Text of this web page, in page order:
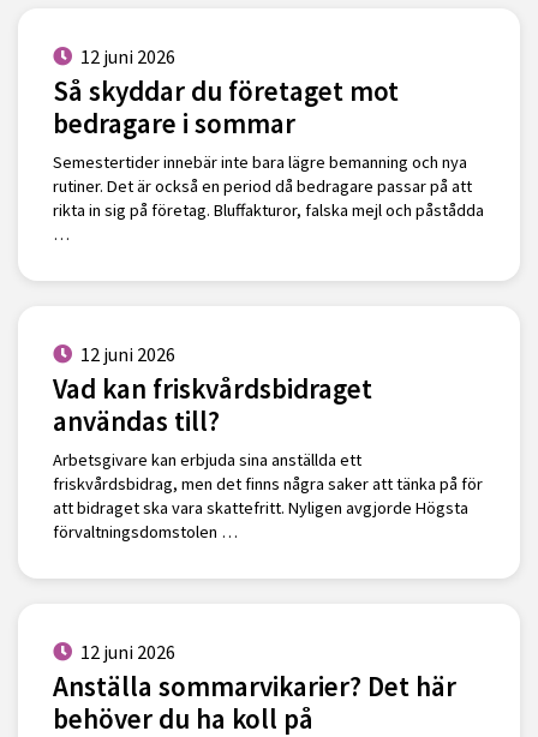
12 juni 2026
Så skyddar du företaget mot
bedragare i sommar
Semestertider innebär inte bara lägre bemanning och nya
rutiner. Det är också en period då bedragare passar på att
rikta in sig på företag. Bluffakturor, falska mejl och påstådda
…
12 juni 2026
Vad kan friskvårdsbidraget
användas till?
Arbetsgivare kan erbjuda sina anställda ett
friskvårdsbidrag, men det finns några saker att tänka på för
att bidraget ska vara skattefritt. Nyligen avgjorde Högsta
förvaltningsdomstolen …
12 juni 2026
Anställa sommarvikarier? Det här
behöver du ha koll på